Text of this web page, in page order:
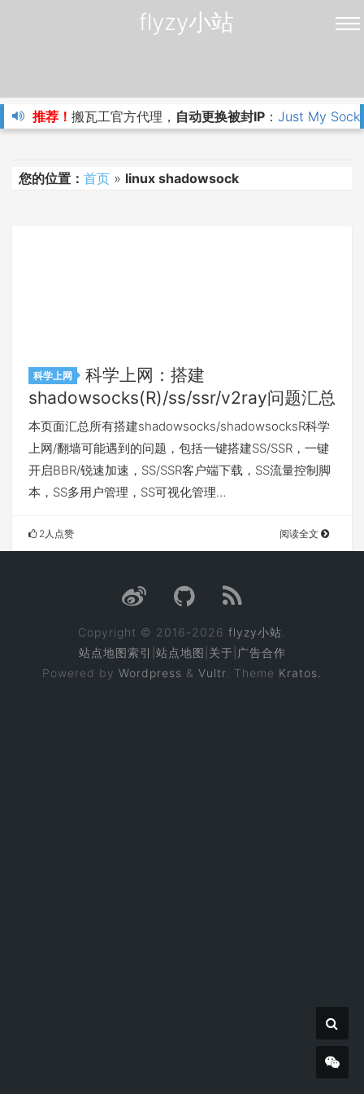
flyzy小站
推荐！ 搬瓦工官方代理， 自动更换被封IP ： Just My
您的位置： 首页 » linux shadowsock
科学上网
科学上网：搭建
shadowsocks(R)/ss/ssr/v2ray问题汇总
本页面汇总所有搭建shadowsocks/shadowsocksR科学
上网/翻墙可能遇到的问题，包括一键搭建SS/SSR，一键
开启BBR/锐速加速，SS/SSR客户端下载，SS流量控制脚
本，SS多用户管理，SS可视化管理…
2人点赞 阅读全文
Copyright © 2016-2026 flyzy小站
站点地图索引 站点地图 关于 广告合作
Powered by Wordpress & Vultr . Theme Kratos.